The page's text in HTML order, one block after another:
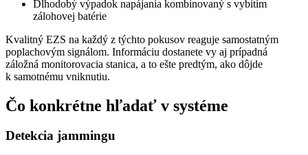
Dlhodobý výpadok napájania kombinovaný s vybitím
zálohovej batérie
Kvalitný EZS na každý z týchto pokusov reaguje samostatným
poplachovým signálom. Informáciu dostanete vy aj prípadná
záložná monitorovacia stanica, a to ešte predtým, ako dôjde
k samotnému vniknutiu.
Čo konkrétne hľadať v systéme
Detekcia jammingu